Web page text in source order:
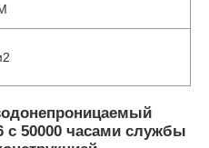
с 50000 часами службы